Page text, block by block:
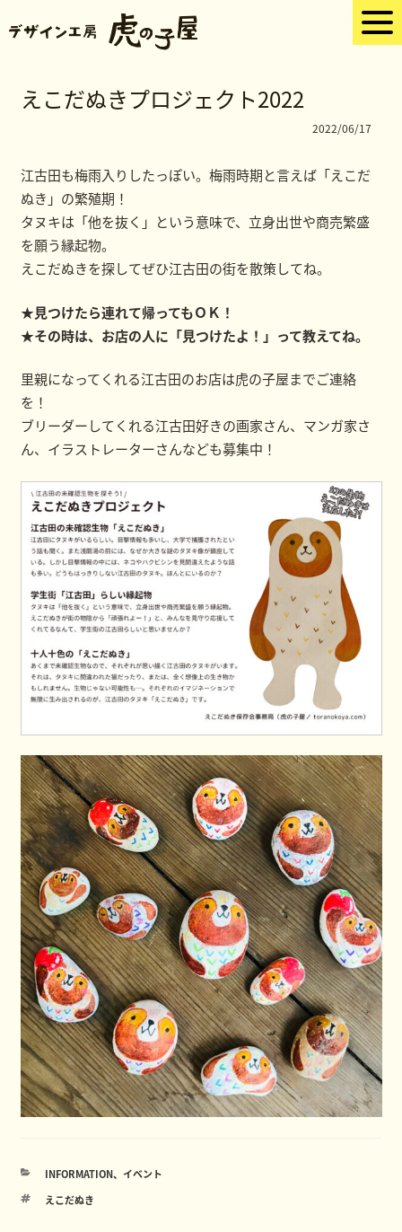
えこだぬきプロジェクト2022
2022/06/17
江古田も梅雨入りしたっぽい。梅雨時期と言えば「えこだ
ぬき」の繁殖期！
タヌキは「他を抜く」という意味で、立身出世や商売繁盛
を願う縁起物。
えこだぬきを探してぜひ江古田の街を散策してね。
★見つけたら連れて帰ってもＯＫ！
★その時は、お店の人に「見つけたよ！」って教えてね。
里親になってくれる江古田のお店は虎の子屋までご連絡
を！
ブリーダーしてくれる江古田好きの画家さん、マンガ家さ
ん、イラストレーターさんなども募集中！
カ
ゴ
INFORMATION、 イベント
タ
えこだぬき